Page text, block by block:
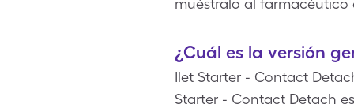
muéstralo al farmacéutico
¿Cuál es la versión
Ilet Starter - Contact
Starter - Contact Detach